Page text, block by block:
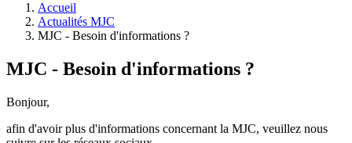
Accueil
Actualités MJC
MJC - Besoin d'informations ?
MJC - Besoin d'informations ?
Bonjour,
afin d'avoir plus d'informations concernant la MJC, veuillez nous